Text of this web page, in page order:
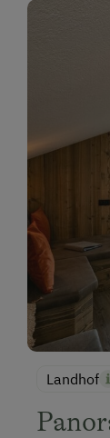
Landhof